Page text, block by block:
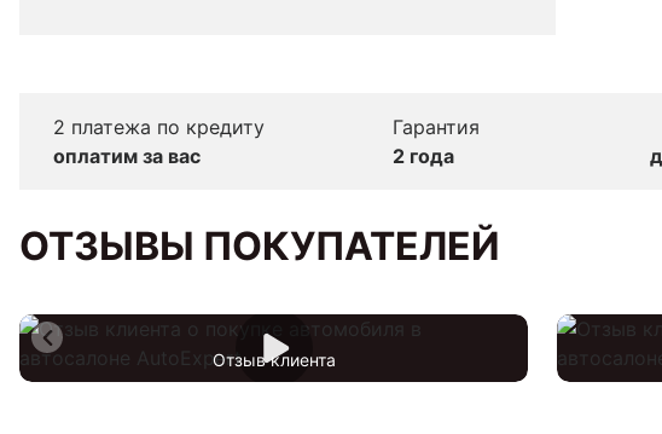
2 платежа по кредиту
оплатим за вас
Гарантия
2 года
ОТЗЫВЫ ПОКУПАТЕЛЕЙ
Отзыв клиента